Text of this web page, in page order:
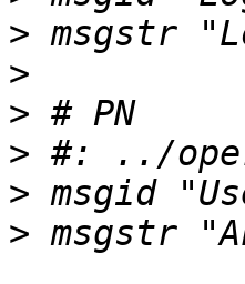
>
>
>
>
>
>